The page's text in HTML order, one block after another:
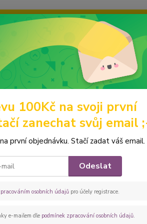
víc – napište mi a společně
Hledat
Velké kabelky Peštovka - kabelka
ANTONELLA
díle
100Kč na svoji první
zanechat svůj email
první objednávku. Stačí zadat váš email.
Odeslat
osobních údajůpro účely registrace.
e-mailem dle podmínek zpracování osobních údajů.